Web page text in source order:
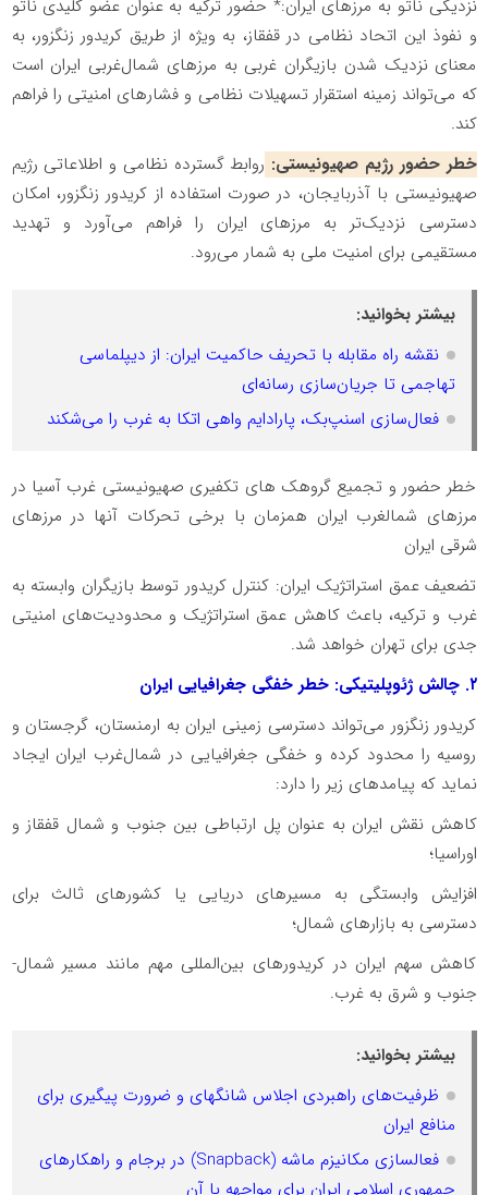
نزدیکی ناتو به مرزهای ایران:* حضور ترکیه به عنوان عضو کلیدی ناتو
و نفوذ این اتحاد نظامی در قفقاز، به ویژه از طریق کریدور زنگزور، به
معنای نزدیک شدن بازیگران غربی به مرزهای شمال‌غربی ایران است
که می‌تواند زمینه استقرار تسهیلات نظامی و فشارهای امنیتی را فراهم
کند.
خطر حضور رژیم صهیونیستی: روابط گسترده نظامی و اطلاعاتی رژیم
صهیونیستی با آذربایجان، در صورت استفاده از کریدور زنگزور، امکان
دسترسی نزدیک‌تر به مرزهای ایران را فراهم می‌آورد و تهدید
مستقیمی برای امنیت ملی به شمار می‌رود.
بیشتر بخوانید:
نقشه راه مقابله با تحریف حاکمیت ایران: از دیپلماسی
تهاجمی تا جریان‌سازی رسانه‌ای
فعال‌سازی اسنپ‌بک، پارادایم واهی اتکا به غرب را می‌شکند
خطر حضور و تجمیع گروهک های تکفیری صهیونیستی غرب آسیا در
مرزهای شمالغرب ایران همزمان با برخی تحرکات آنها در مرزهای
شرقی ایران
تضعیف عمق استراتژیک ایران: کنترل کریدور توسط بازیگران وابسته به
غرب و ترکیه، باعث کاهش عمق استراتژیک و محدودیت‌های امنیتی
جدی برای تهران خواهد شد.
۲. چالش ژئوپلیتیکی: خطر خفگی جغرافیایی ایران
کریدور زنگزور می‌تواند دسترسی زمینی ایران به ارمنستان، گرجستان و
روسیه را محدود کرده و خفگی جغرافیایی در شمال‌غرب ایران ایجاد
نماید که پیامدهای زیر را دارد:
کاهش نقش ایران به عنوان پل ارتباطی بین جنوب و شمال قفقاز و
اوراسیا؛
افزایش وابستگی به مسیرهای دریایی یا کشورهای ثالث برای
دسترسی به بازارهای شمال؛
کاهش سهم ایران در کریدورهای بین‌المللی مهم مانند مسیر شمال-
جنوب و شرق به غرب.
بیشتر بخوانید:
ظرفیت‌های راهبردی اجلاس شانگهای و ضرورت پیگیری برای
منافع ایران
فعالسازی مکانیزم ماشه (Snapback) در برجام و راهکارهای
جمهوری اسلامی ایران برای مواجهه با آن